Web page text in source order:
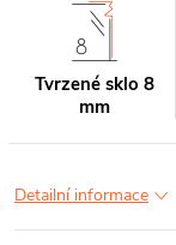
Tvrzené sklo 8
mm
Detailní informace